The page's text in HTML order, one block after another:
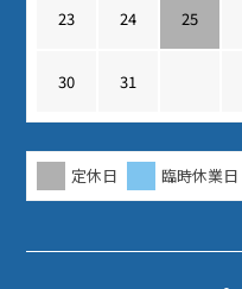
23 24 25
30 31
定休日 臨時休業日